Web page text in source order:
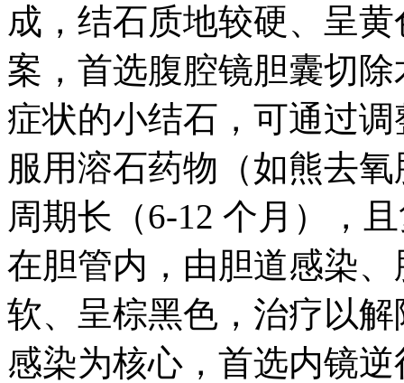
成，结石质地较硬、呈
案，首选腹腔镜胆囊切
症状的小结石，可通过
服用溶石药物（如熊去
周期长（6-12 个月），
在胆管内，由胆道感染
软、呈棕黑色，治疗以
感染为核心，首选内镜